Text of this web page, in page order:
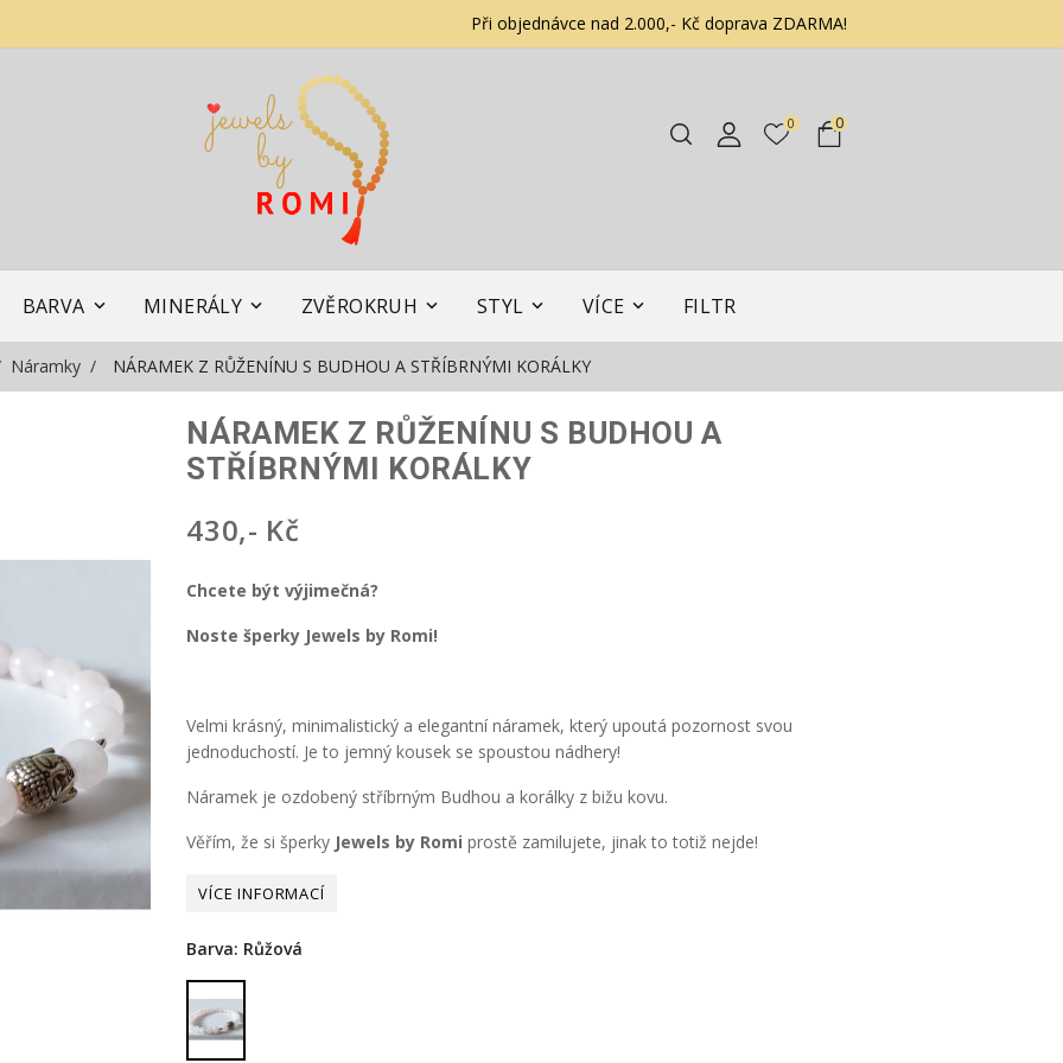
Při objednávce nad 2.000,- Kč doprava ZDARMA!
0
0
BARVA MINERÁLY ZVĚROKRUH STYL VÍCE FILTR
Náramky NÁRAMEK Z RŮŽENÍNU S BUDHOU A STŘÍBRNÝMI KORÁLKY
NÁRAMEK Z RŮŽENÍNU S BUDHOU A
STŘÍBRNÝMI KORÁLKY
430,- Kč
Chcete být výjimečná?
Noste šperky Jewels by Romi!
Velmi krásný, minimalistický a elegantní náramek, který upoutá pozornost svou
jednoduchostí. Je to jemný kousek se spoustou nádhery!
Náramek je ozdobený stříbrným Budhou a korálky z bižu kovu.
Věřím, že si šperky Jewels by Romi prostě zamilujete, jinak to totiž nejde!
Barva: Růžová
Růžová